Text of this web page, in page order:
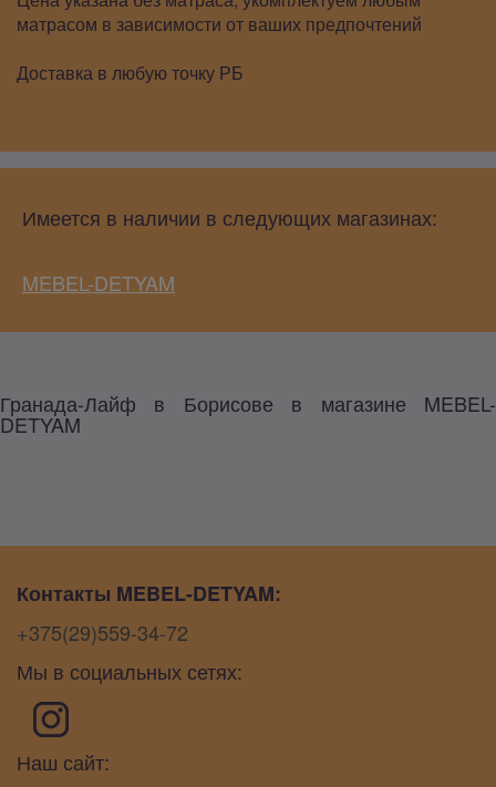
матрасом в зависимости от ваших предпочтений
Доставка в любую точку РБ
Имеется в наличии в следующих магазинах:
MEBEL-DETYAM
Гранада-Лайф в Борисове в магазине MEBEL-
DETYAM
Контакты MEBEL-DETYAM:
+375(29)559-34-72
Мы в социальных сетях:
Наш сайт: